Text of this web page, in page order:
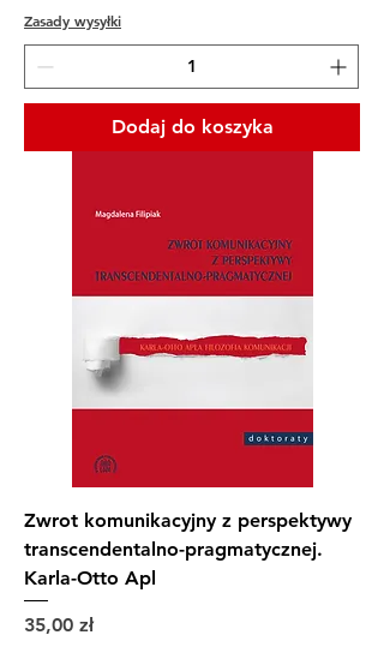
Zasady wysyłki
Dodaj do koszyka
Zwrot komunikacyjny z perspektywy
transcendentalno-pragmatycznej.
Karla-Otto Apl
Cena
35,00 zł